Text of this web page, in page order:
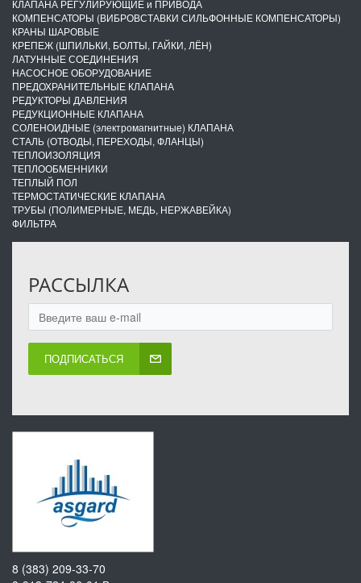
КЛАПАНА РЕГУЛИРУЮЩИЕ и ПРИВОДА
КОМПЕНСАТОРЫ (ВИБРОВСТАВКИ СИЛЬФОННЫЕ КОМПЕНСАТОРЫ)
КРАНЫ ШАРОВЫЕ
КРЕПЕЖ (ШПИЛЬКИ, БОЛТЫ, ГАЙКИ, ЛЁН)
ЛАТУННЫЕ СОЕДИНЕНИЯ
НАСОСНОЕ ОБОРУДОВАНИЕ
ПРЕДОХРАНИТЕЛЬНЫЕ КЛАПАНА
РЕДУКТОРЫ ДАВЛЕНИЯ
РЕДУКЦИОННЫЕ КЛАПАНА
СОЛЕНОИДНЫЕ (электромагнитные) КЛАПАНА
СТАЛЬ (ОТВОДЫ, ПЕРЕХОДЫ, ФЛАНЦЫ)
ТЕПЛОИЗОЛЯЦИЯ
ТЕПЛООБМЕННИКИ
ТЕПЛЫЙ ПОЛ
ТЕРМОСТАТИЧЕСКИЕ КЛАПАНА
ТРУБЫ (ПОЛИМЕРНЫЕ, МЕДЬ, НЕРЖАВЕЙКА)
ФИЛЬТРА
РАССЫЛКА
ПОДПИСАТЬСЯ
8 (383) 209-33-70